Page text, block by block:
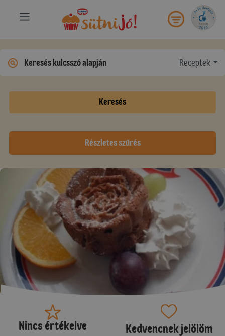
Receptek
Keresés
Részletes szűrés
Nincs értékelve Kedvencnek jelölöm